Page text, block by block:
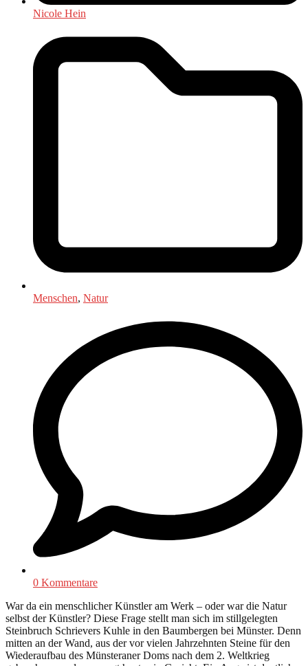
Nicole Hein
Menschen, Natur
0 Kommentare
War da ein menschlicher Künstler am Werk – oder war die Natur
selbst der Künstler? Diese Frage stellt man sich im stillgelegten
Steinbruch Schrievers Kuhle in den Baumbergen bei Münster. Denn
mitten an der Wand, aus der vor vielen Jahrzehnten Steine für den
Wiederaufbau des Münsteraner Doms nach dem 2. Weltkrieg